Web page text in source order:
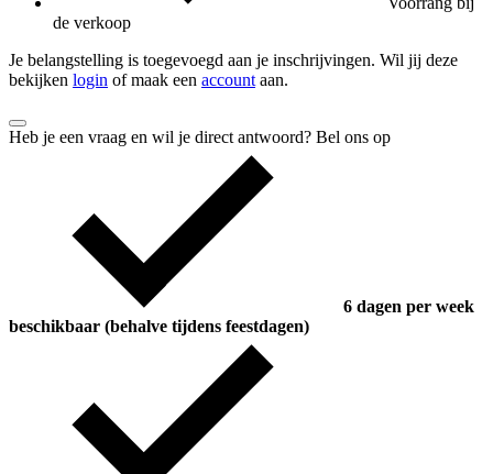
de verkoop
Je belangstelling is toegevoegd aan je inschrijvingen. Wil jij deze
bekijken login of maak een account aan.
Heb je een vraag en wil je direct antwoord? Bel ons op
6 dagen per week
beschikbaar (behalve tijdens feestdagen)